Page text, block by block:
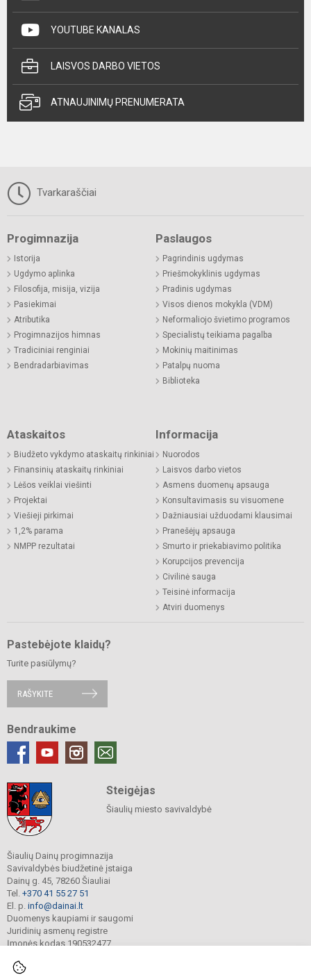
YOUTUBE KANALAS
LAISVOS DARBO VIETOS
ATNAUJINIMŲ PRENUMERATA
Tvarkaraščiai
Progimnazija
Istorija
Ugdymo aplinka
Filosofija, misija, vizija
Pasiekimai
Atributika
Progimnazijos himnas
Tradiciniai renginiai
Bendradarbiavimas
Paslaugos
Pagrindinis ugdymas
Priešmokyklinis ugdymas
Pradinis ugdymas
Visos dienos mokykla (VDM)
Neformaliojo švietimo programos
Specialistų teikiama pagalba
Mokinių maitinimas
Patalpų nuoma
Biblioteka
Ataskaitos
Biudžeto vykdymo ataskaitų rinkiniai
Finansinių ataskaitų rinkiniai
Lėšos veiklai viešinti
Projektai
Viešieji pirkimai
1,2% parama
NMPP rezultatai
Informacija
Nuorodos
Laisvos darbo vietos
Asmens duomenų apsauga
Konsultavimasis su visuomene
Dažniausiai užduodami klausimai
Pranešėjų apsauga
Smurto ir priekabiavimo politika
Korupcijos prevencija
Civilinė sauga
Teisinė informacija
Atviri duomenys
Pastebėjote klaidų?
Turite pasiūlymų?
RAŠYKITE
Bendraukime
Steigėjas
Šiaulių miesto savivaldybė
Šiaulių Dainų progimnazija
Savivaldybės biudžetinė įstaiga
Dainų g. 45, 78260 Šiauliai
Tel. +370 41 55 27 51
El. p. info@dainai.lt
Duomenys kaupiami ir saugomi
Juridinių asmenų registre
Įmonės kodas 190532477